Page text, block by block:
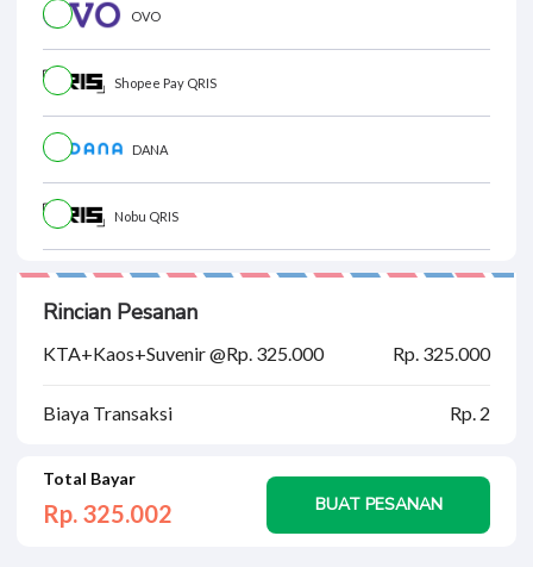
OVO
Shopee Pay QRIS
DANA
Nobu QRIS
Rincian Pesanan
KTA+Kaos+Suvenir @Rp. 325.000 Rp. 325.000
Biaya Transaksi Rp. 2
Total Bayar
Rp. 325.002 BUAT PESANAN